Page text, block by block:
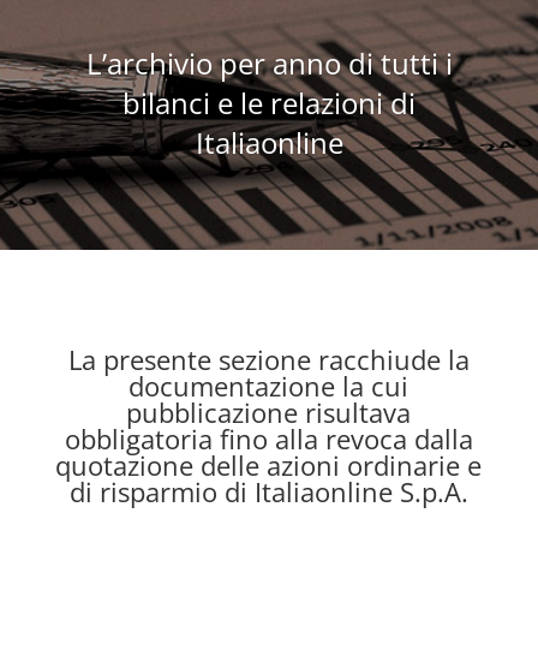
L’archivio per anno di tutti i
bilanci e le relazioni di
Italiaonline
La presente sezione racchiude la
documentazione la cui
pubblicazione risultava
obbligatoria fino alla revoca dalla
quotazione delle azioni ordinarie e
di risparmio di Italiaonline S.p.A.